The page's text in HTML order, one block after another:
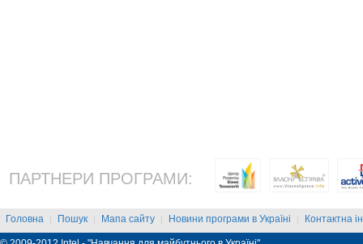
ПАРТНЕРИ ПРОГРАМИ:
Головна | Пошук | Мапа сайту | Новини програми в Україні | Контактна